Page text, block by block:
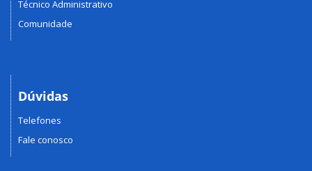
Técnico Administrativo
Comunidade
Dúvidas
Telefones
Fale conosco